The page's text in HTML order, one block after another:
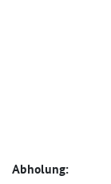
Abholung: